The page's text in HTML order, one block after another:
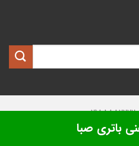
بهکیان باتری
باتری صبا